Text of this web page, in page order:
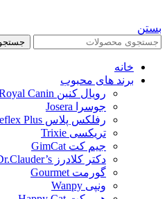
بستن
خانه
برند های محبوب
رویال کنین Royal Canin
جوسرا Josera
رفلکس پلاس Reflex Plus
تریکسی Trixie
جیم کت GimCat
دکتر کلادرز Dr.Clauder’s
گورمت Gourmet
ونپی Wanpy